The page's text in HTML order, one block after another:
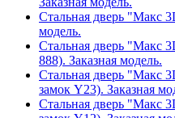
Стальная дверь "Макс
модель.
Стальная дверь "Макс
888). Заказная модель.
Стальная дверь "Макс
замок Y23). Заказная
Стальная дверь "Макс